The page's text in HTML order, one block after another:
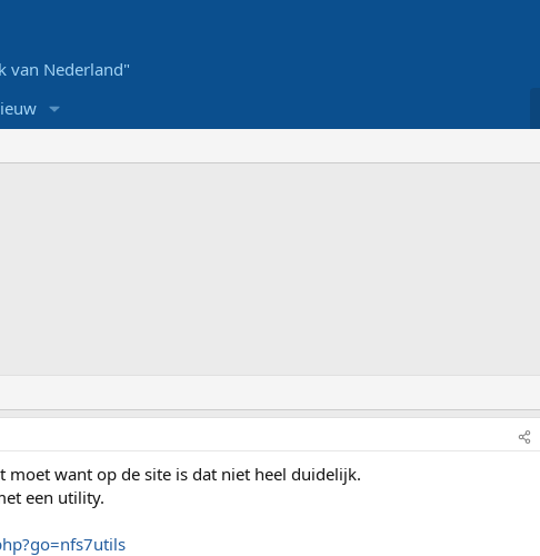
van Nederland"
moet want op de site is dat niet heel duidelijk.
een utility.